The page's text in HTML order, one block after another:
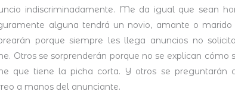
indiscriminadamente. Me da igual que sean
alguna tendrá un novio, amante o
porque siempre les llega anuncios no
Otros se sorprenderán porque no se explican
que tiene la picha corta. Y otros se preguntarán
a manos del anunciante.